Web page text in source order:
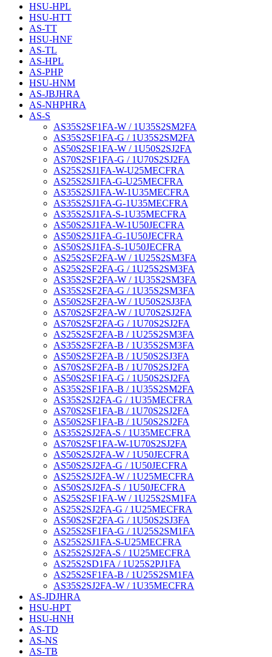
HSU-HPL
HSU-HTT
AS-TT
HSU-HNF
AS-TL
AS-HPL
AS-PHP
HSU-HNM
AS-JBJHRA
AS-NHPHRA
AS-S
AS35S2SF1FA-W / 1U35S2SM2FA
AS35S2SF1FA-G / 1U35S2SM2FA
AS50S2SF1FA-W / 1U50S2SJ2FA
AS70S2SF1FA-G / 1U70S2SJ2FA
AS25S2SJ1FA-W-U25MECFRA
AS25S2SJ1FA-G-U25MECFRA
AS35S2SJ1FA-W-1U35MECFRA
AS35S2SJ1FA-G-1U35MECFRA
AS35S2SJ1FA-S-1U35MECFRA
AS50S2SJ1FA-W-1U50JECFRA
AS50S2SJ1FA-G-1U50JECFRA
AS50S2SJ1FA-S-1U50JECFRA
AS25S2SF2FA-W / 1U25S2SM3FA
AS25S2SF2FA-G / 1U25S2SM3FA
AS35S2SF2FA-W / 1U35S2SM3FA
AS35S2SF2FA-G / 1U35S2SM3FA
AS50S2SF2FA-W / 1U50S2SJ3FA
AS70S2SF2FA-W / 1U70S2SJ2FA
AS70S2SF2FA-G / 1U70S2SJ2FA
AS25S2SF2FA-B / 1U25S2SM3FA
AS35S2SF2FA-B / 1U35S2SM3FA
AS50S2SF2FA-B / 1U50S2SJ3FA
AS70S2SF2FA-B / 1U70S2SJ2FA
AS50S2SF1FA-G / 1U50S2SJ2FA
AS35S2SF1FA-B / 1U35S2SM2FA
AS35S2SJ2FA-G / 1U35MECFRA
AS70S2SF1FA-B / 1U70S2SJ2FA
AS50S2SF1FA-B / 1U50S2SJ2FA
AS35S2SJ2FA-S / 1U35MECFRA
AS70S2SF1FA-W-1U70S2SJ2FA
AS50S2SJ2FA-W / 1U50JECFRA
AS50S2SJ2FA-G / 1U50JECFRA
AS25S2SJ2FA-W / 1U25MECFRA
AS50S2SJ2FA-S / 1U50JECFRA
AS25S2SF1FA-W / 1U25S2SM1FA
AS25S2SJ2FA-G / 1U25MECFRA
AS50S2SF2FA-G / 1U50S2SJ3FA
AS25S2SF1FA-G / 1U25S2SM1FA
AS25S2SJ1FA-S-U25MECFRA
AS25S2SJ2FA-S / 1U25MECFRA
AS25S2SD1FA / 1U25S2PJ1FA
AS25S2SF1FA-B / 1U25S2SM1FA
AS35S2SJ2FA-W / 1U35MECFRA
AS-JDJHRA
HSU-HPT
HSU-HNH
AS-TD
AS-NS
AS-TB